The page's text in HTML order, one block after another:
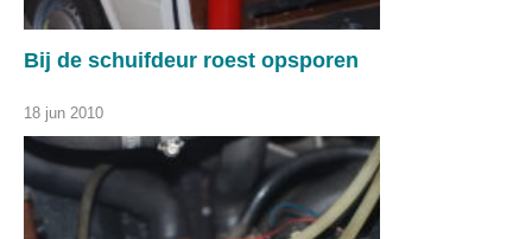
Bij de schuifdeur roest opsporen
18 jun 2010